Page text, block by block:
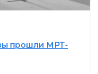
прошли МРТ-